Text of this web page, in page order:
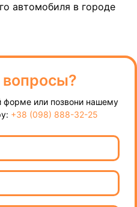
автомобиля в городе
вопросы?
форме или позвони нашему
+38 (098) 888-32-25